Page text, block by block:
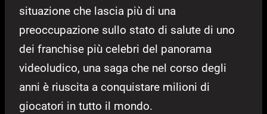
situazione che lascia più di una
preoccupazione sullo stato di salute di uno
dei franchise più celebri del panorama
videoludico, una saga che nel corso degli
anni è riuscita a conquistare milioni di
giocatori in tutto il mondo.